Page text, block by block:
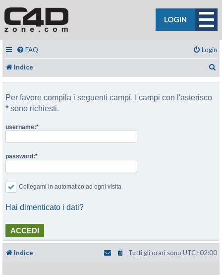
LOGIN
FAQ Login
Indice
Per favore compila i seguenti campi. I campi con l'asterisco
* sono richiesti.
username:
password:
Collegami in automatico ad ogni visita
Hai dimenticato i dati?
Indice Tutti gli orari sono UTC+02:00